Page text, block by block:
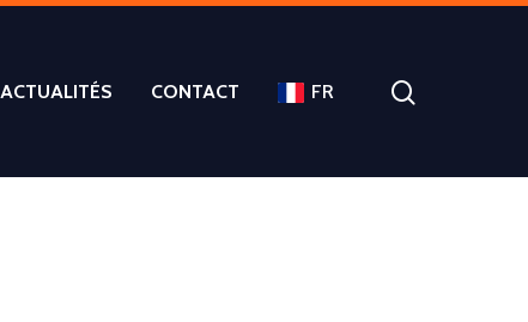
ACTUALITÉS CONTACT FR